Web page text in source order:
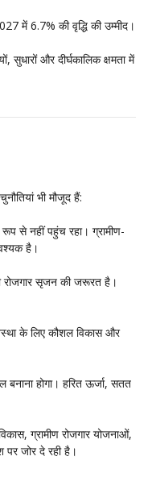
में 6.7% की वृद्धि की उम्मीद।
सुधारों और दीर्घकालिक क्षमता में
भी मौजूद हैं:
रूप से नहीं पहुंच रहा। ग्रामीण-
है।
सृजन की जरूरत है।
के लिए कौशल विकास और
होगा। हरित ऊर्जा, सतत
ग्रामीण रोजगार योजनाओं,
पर जोर दे रही है।